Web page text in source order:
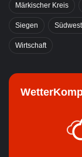
Märkischer Kreis
Siegen
Wirtschaft